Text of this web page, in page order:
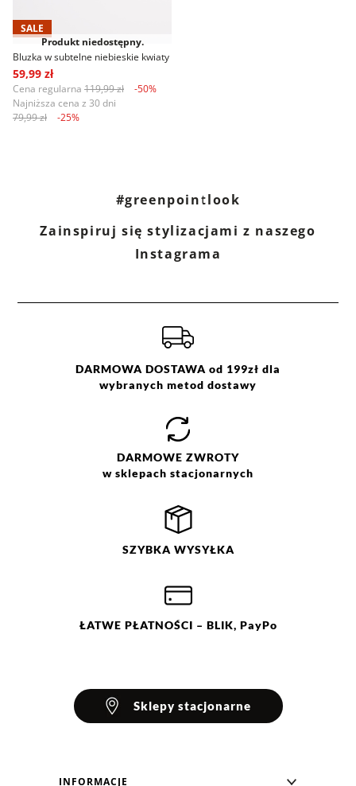
SALE
Produkt niedostępny.
Bluzka w subtelne niebieskie kwiaty
59,99 zł
Cena regularna 119,99 zł
-50%
Najniższa cena z 30 dni
79,99 zł
-25%
#greenpointlook
Zainspiruj się stylizacjami z naszego
Instagrama
DARMOWA DOSTAWA od 199zł dla
wybranych metod dostawy
DARMOWE ZWROTY
w sklepach stacjonarnych
SZYBKA WYSYŁKA
ŁATWE PŁATNOŚCI – BLIK, PayPo
Sklepy stacjonarne
INFORMACJE